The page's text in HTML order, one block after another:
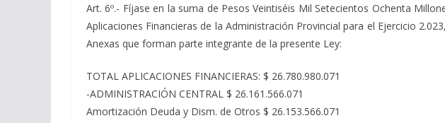
Art. 6º.- Fíjase en la suma de Pesos Veintiséis Mil Setecientos Ochenta
Aplicaciones Financieras de la Administración Provincial para el Ejercicio
Anexas que forman parte integrante de la presente Ley:
TOTAL APLICACIONES FINANCIERAS: $ 26.780.980.071
-ADMINISTRACIÓN CENTRAL $ 26.161.566.071
Amortización Deuda y Dism. de Otros $ 26.153.566.071